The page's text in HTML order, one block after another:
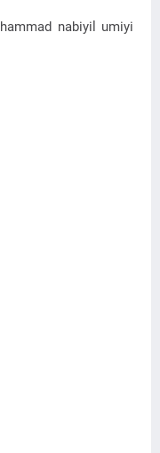
nabiyil umiyi